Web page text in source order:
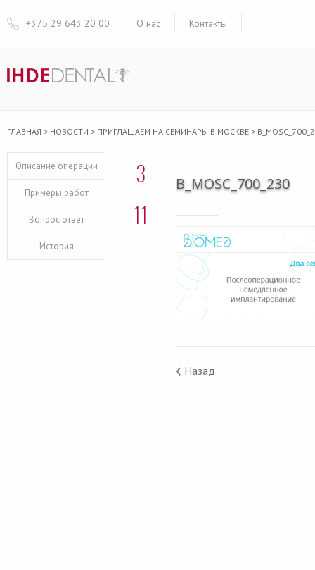
+375 29 643 20 00 О нас Контакты
ГЛАВНАЯ > НОВОСТИ > ПРИГЛАШАЕМ НА СЕМИНАРЫ В МОСКВЕ >
Описание операции
Примеры работ
Вопрос ответ
История
3
11
B_MOSC_700_230
‹ Назад